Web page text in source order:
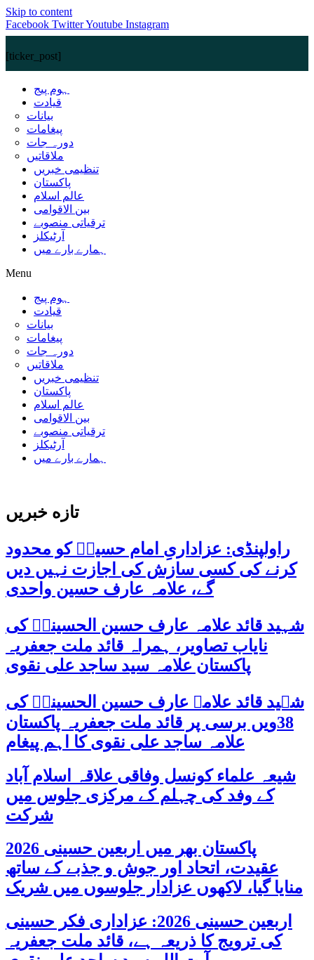
Skip to content
Facebook TwitterYoutube Instagram
[ticker_post]
ہوم پیج
قیادت
بیانات
پیغامات
دورہ جات
ملاقاتیں
تنظیمی خبریں
پاکستان
عالم اسلام
بین الاقوامی
ترقیاتی منصوبے
آرٹیکلز
ہمارے بارے میں
Menu
ہوم پیج
قیادت
بیانات
پیغامات
دورہ جات
ملاقاتیں
تنظیمی خبریں
پاکستان
عالم اسلام
بین الاقوامی
ترقیاتی منصوبے
آرٹیکلز
ہمارے بارے میں
تازه خبریں
راولپنڈی: عزاداریِ امام حسینؑ کو محدود
کرنے کی کسی سازش کی اجازت نہیں دیں
گے، علامہ عارف حسین واحدی
شہید قائد علامہ عارف حسین الحسینیؒ کی
نایاب تصاویر، ہمراہ قائد ملت جعفریہ
پاکستان علامہ سید ساجد علی نقوی
شہید قائد علامہ عارف حسین الحسینیؒ کی
38ویں برسی پر قائد ملت جعفریہ پاکستان
علامہ ساجد علی نقوی کا اہم پیغام
شیعہ علماء کونسل وفاقی علاقہ اسلام آباد
کے وفد کی چہلم کے مرکزی جلوس میں
شرکت
پاکستان بھر میں اربعین حسینی 2026
عقیدت، اتحاد اور جوش و جذبے کے ساتھ
منایا گیا، لاکھوں عزادار جلوسوں میں شریک
اربعین حسینی 2026: عزاداری فکر حسینی
کی ترویج کا ذریعہ ہے، قائد ملت جعفریہ